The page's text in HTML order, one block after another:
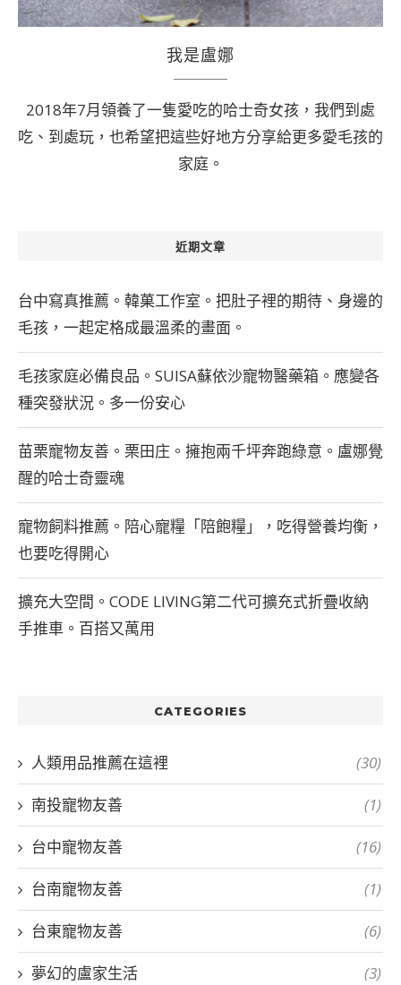
我是盧娜
2018年7月領養了一隻愛吃的哈士奇女孩，我們到處
吃、到處玩，也希望把這些好地方分享給更多愛毛孩的
家庭。
近期文章
台中寫真推薦。韓菓工作室。把肚子裡的期待、身邊的
毛孩，一起定格成最溫柔的畫面。
毛孩家庭必備良品。SUISA蘇依沙寵物醫藥箱。應變各
種突發狀況。多一份安心
苗栗寵物友善。栗田庄。擁抱兩千坪奔跑綠意。盧娜覺
醒的哈士奇靈魂
寵物飼料推薦。陪心寵糧「陪飽糧」，吃得營養均衡，
也要吃得開心
擴充大空間。CODE LIVING第二代可擴充式折疊收納
手推車。百搭又萬用
CATEGORIES
人類用品推薦在這裡 (30)
南投寵物友善 (1)
台中寵物友善 (16)
台南寵物友善 (1)
台東寵物友善 (6)
夢幻的盧家生活 (3)